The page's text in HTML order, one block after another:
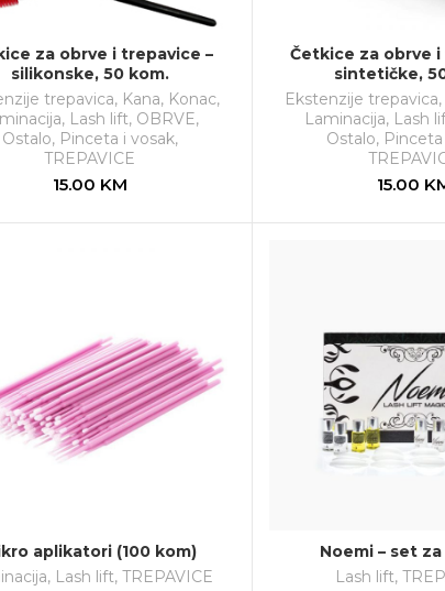
za obrve i trepavice –
silikonske, 50 kom.
trepavica, Kana, Konac,
, Lash lift, OBRVE,
Ostalo, Pinceta i vosak,
TREPAVICE
15.00 KM
Četkice za obrve
sintetičke,
Ekstenzije trepavica,
Laminacija, Lash
Ostalo,
15.00
aplikatori (100 kom)
, Lash lift,TREPAVICE
Noemi – set
Lash lift,